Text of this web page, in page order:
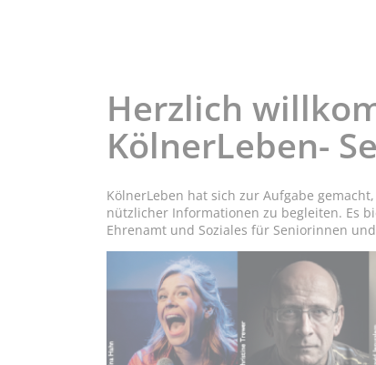
Herzlich
KölnerLeben-
KölnerLeben hat sich zur Aufgabe
nützlicher Informationen zu begleiten. Es
Ehrenamt und Soziales für Seniorinnen